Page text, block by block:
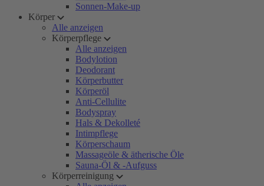
Sonnen-Make-up
Körper
Alle anzeigen
Körperpflege
Alle anzeigen
Bodylotion
Deodorant
Körperbutter
Körperöl
Anti-Cellulite
Bodyspray
Hals & Dekolleté
Intimpflege
Körperschaum
Massageöle & ätherische Öle
Sauna-Öl & -Aufguss
Körperreinigung